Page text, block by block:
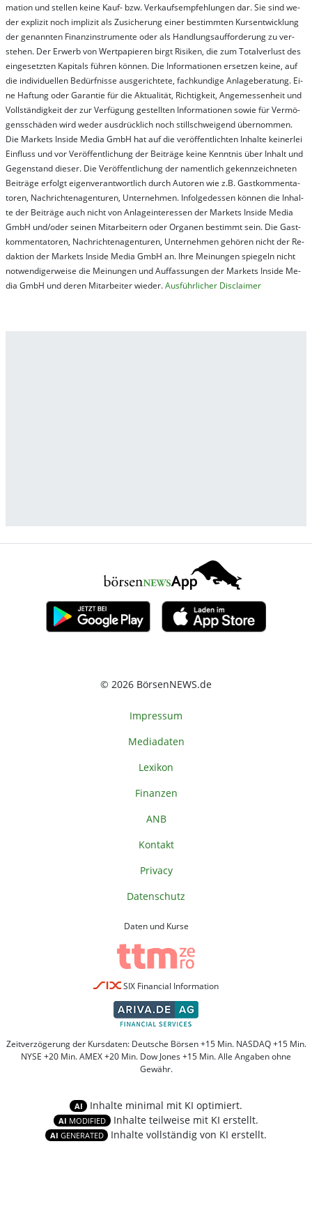
ma­t­ion und stel­len kei­ne Kauf- bzw. Ver­kaufs­em­pfeh­lung­en dar. Sie sind we­
der ex­pli­zit noch im­pli­zit als Zu­sich­er­ung ei­ner be­stim­mt­en Kurs­ent­wick­lung
der ge­nan­nt­en Fi­nanz­in­stru­men­te oder als Handl­ungs­auf­for­der­ung zu ver­
steh­en. Der Er­werb von Wert­pa­pier­en birgt Ri­si­ken, die zum To­tal­ver­lust des
ein­ge­setz­ten Ka­pi­tals füh­ren kön­nen. Die In­for­ma­tion­en er­setz­en kei­ne, auf
die in­di­vi­du­el­len Be­dür­fnis­se aus­ge­rich­te­te, fach­kun­di­ge An­la­ge­be­ra­tung. Ei­
ne Haf­tung oder Ga­ran­tie für die Ak­tu­ali­tät, Rich­tig­keit, An­ge­mes­sen­heit und
Vol­lständ­ig­keit der zur Ver­fü­gung ge­stel­lt­en In­for­ma­tion­en so­wie für Ver­mö­
gens­schä­den wird we­der aus­drück­lich noch stil­lschwei­gend über­nom­men.
Die Mar­kets In­side Me­dia GmbH hat auf die ver­öf­fent­lich­ten In­hal­te kei­ner­lei
Ein­fluss und vor Ver­öf­fent­lich­ung der Bei­trä­ge kei­ne Ken­nt­nis über In­halt und
Ge­gen­stand die­ser. Die Ver­öf­fent­lich­ung der na­ment­lich ge­kenn­zeich­net­en
Bei­trä­ge er­folgt ei­gen­ver­ant­wort­lich durch Au­tor­en wie z.B. Gast­kom­men­ta­
tor­en, Nach­richt­en­ag­en­tur­en, Un­ter­neh­men. In­fol­ge­des­sen kön­nen die In­hal­
te der Bei­trä­ge auch nicht von An­la­ge­in­te­res­sen der Mar­kets In­side Me­dia
GmbH und/oder sei­nen Mit­ar­bei­tern oder Or­ga­nen be­stim­mt sein. Die Gast­
kom­men­ta­tor­en, Nach­rich­ten­ag­en­tur­en, Un­ter­neh­men ge­hör­en nicht der Re­
dak­tion der Mar­kets In­side Me­dia GmbH an. Ihre Mei­nung­en spie­geln nicht
not­wen­di­ger­wei­se die Mei­nung­en und Auf­fas­sung­en der Mar­kets In­side Me­
dia GmbH und de­ren Mit­ar­bei­ter wie­der.Aus­führ­lich­er Dis­clai­mer
© 2026 BörsenNEWS.de
Impressum
Mediadaten
Lexikon
Finanzen
ANB
Kontakt
Privacy
Datenschutz
Daten und Kurse
SIX Financial Information
Zeitverzögerung der Kursdaten: Deutsche Börsen +15 Min. NASDAQ +15 Min.
NYSE +20 Min. AMEX +20 Min. Dow Jones +15 Min. Alle Angaben ohne
Gewähr.
AI Inhalte minimal mit KI optimiert.
AI MODIFIED Inhalte teilweise mit KI erstellt.
AI GENERATED Inhalte vollständig von KI erstellt.